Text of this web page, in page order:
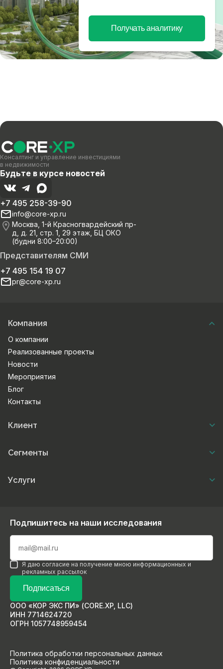
Получать аналитику
Консалтинг и управление инвестициями
в недвижимости
Будьте в курсе новостей
Представителям СМИ
+7 495 154 19 07
pr@core-xp.ru
+7 495 258-39-90
info@core-xp.ru
Москва, 1-й Красногвардейский пр-
д, д. 21, стр. 1, 29 этаж, БЦ ОКО
(будни 8:00–20:00)
Компания
О компании
Реализованные проекты
Новости
Мероприятия
Блог
Контакты
Клиент
Сегменты
Услуги
ООО «КОР ЭКС ПИ» (CORE.XP, LLC)
ИНН 7714624720
ОГРН 1057748959454
Политика обработки персональных данных
Политика конфиденциальности
Подпишитесь на наши исследования
Подписаться
Я даю согласие на получение мною информационных и
рекламных рассылок